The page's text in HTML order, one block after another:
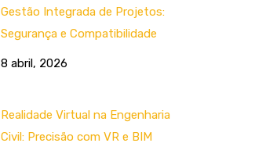
Gestão Integrada de Projetos:
Segurança e Compatibilidade
8 abril, 2026
Realidade Virtual na Engenharia
Civil: Precisão com VR e BIM